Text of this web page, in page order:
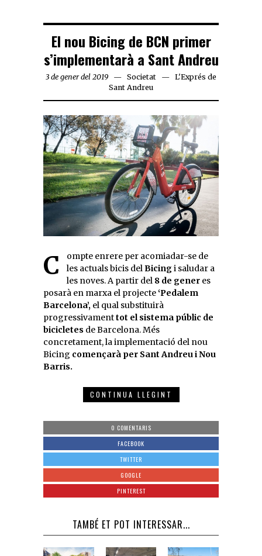
El nou Bicing de BCN primer
s’implementarà a Sant Andreu
3 de gener del 2019 Societat
L'Exprés de
Sant Andreu
Compte enrere per acomiadar-se de les actuals bicis delBicingi saludar a
les noves. A partir del 8 de gener es
posarà en marxa el projecte‘Pedalem
Barcelona’, el qual substituirà
progressivamenttot el sistema públic de
bicicletes de Barcelona. Més
concretament, la implementació del nou
Bicing començarà per Sant Andreu i Nou
Barris.
CONTINUA LLEGINT
0 COMENTARIS
FACEBOOK
TWITTER
GOOGLE
PINTEREST
TAMBÉ ET POT INTERESSAR...